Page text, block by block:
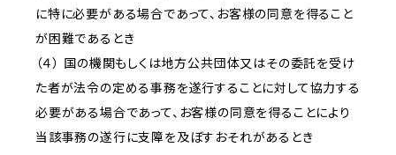
に特に必要がある場合であって、お客様の同意を得ること
が困難であるとき
（４） 国の機関もしくは地方公共団体又はその委託を受け
た者が法令の定める事務を遂行することに対して協力する
必要がある場合であって、お客様の同意を得ることにより
当該事務の遂行に支障を及ぼすおそれがあるとき